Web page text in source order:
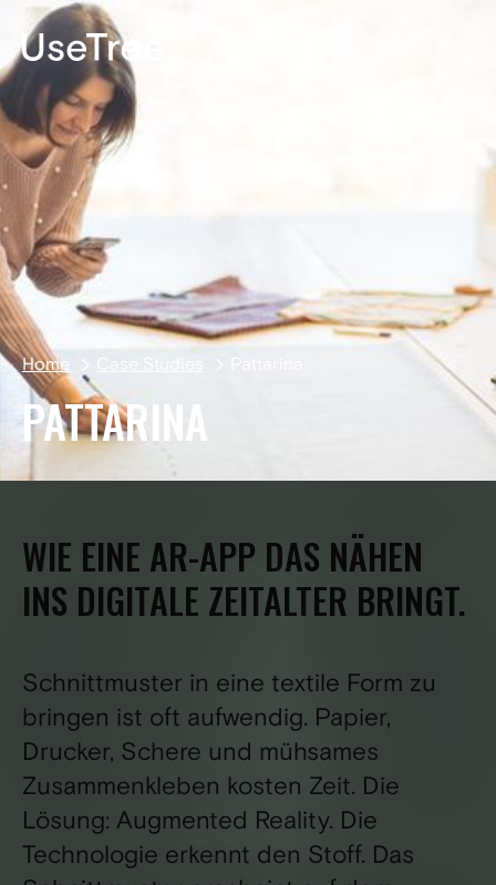
Home Case Studies
PATTARINA
WIE EINE AR-APP DAS NÄHEN
INS DIGITALE ZEITALTER BRINGT.
Schnittmuster in eine textile Form zu
bringen ist oft aufwendig. Papier,
Drucker, Schere und mühsames
Zusammenkleben kosten Zeit. Die
Lösung: Augmented Reality. Die
Technologie erkennt den Stoff. Das